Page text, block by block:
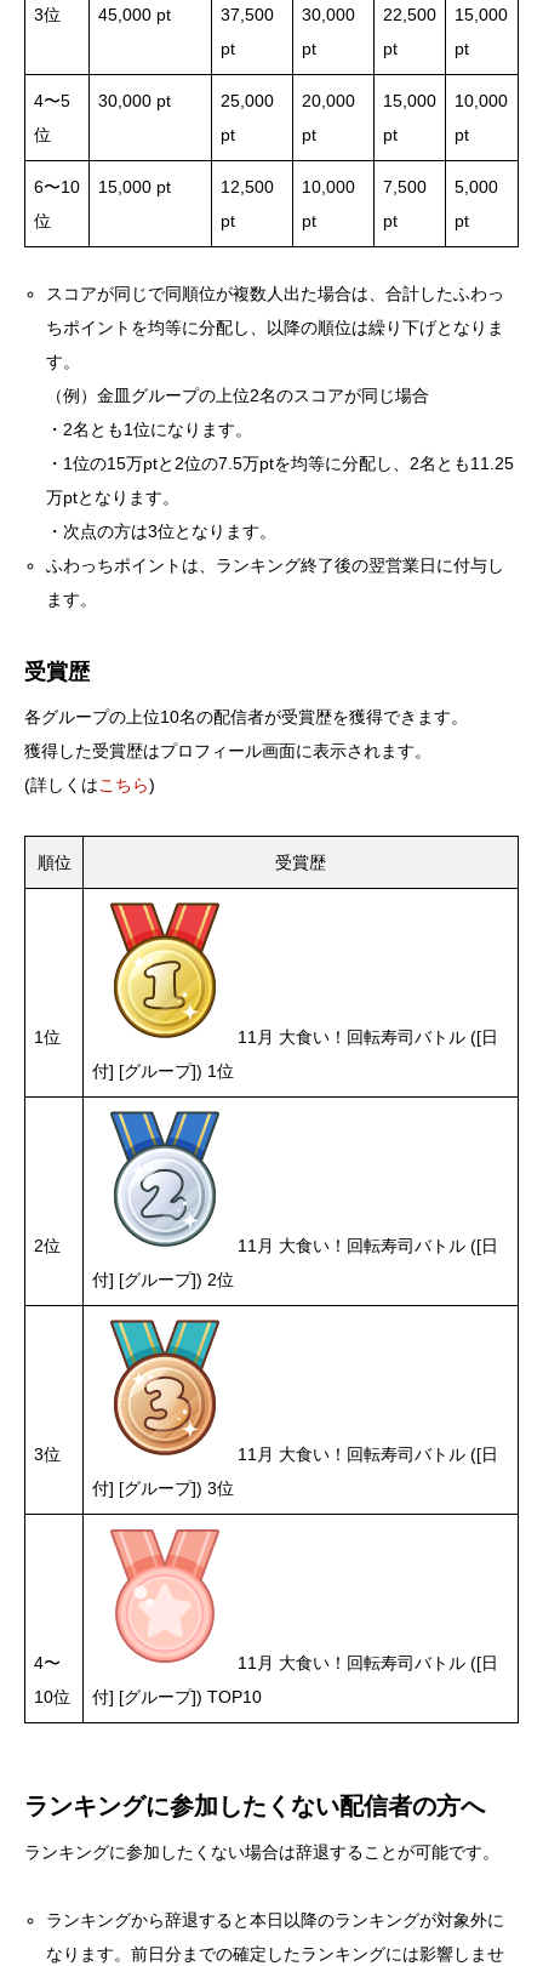
3位 45,000 pt
37,500
pt
30,000
pt
22,500
pt
15,000
pt
4〜5
位
30,000 pt
25,000
pt
20,000
pt
15,000
pt
10,000
pt
6〜10
位
15,000 pt
12,500
pt
10,000
pt
7,500
pt
5,000
pt
スコアが同じで同順位が複数人出た場合は、合計したふわっ
ちポイントを均等に分配し、以降の順位は繰り下げとなりま
す。
（例）金皿グループの上位2名のスコアが同じ場合
・2名とも1位になります。
・1位の15万ptと2位の7.5万ptを均等に分配し、2名とも11.25
万ptとなります。
・次点の方は3位となります。
ふわっちポイントは、ランキング終了後の翌営業日に付与し
ます。
受賞歴
各グループの上位10名の配信者が受賞歴を獲得できます。
獲得した受賞歴はプロフィール画面に表示されます。
(詳しくはこちら)
順位 受賞歴
1位
11月 大食い！回転寿司バトル ([日
付] [グループ]) 1位
2位
11月 大食い！回転寿司バトル ([日
付] [グループ]) 2位
3位
11月 大食い！回転寿司バトル ([日
付] [グループ]) 3位
4〜
10位
11月 大食い！回転寿司バトル ([日
付] [グループ]) TOP10
ランキングに参加したくない配信者の方へ
ランキングに参加したくない場合は辞退することが可能です。
ランキングから辞退すると本日以降のランキングが対象外に
なります。前日分までの確定したランキングには影響しませ